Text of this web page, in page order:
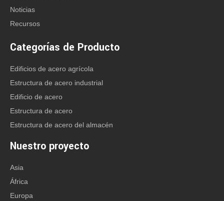
Noticias
Recursos
Categorías de Producto
Edificios de acero agrícola
Estructura de acero industrial
Edificio de acero
Estructura de acero
Estructura de acero del almacén
Nuestro proyecto
Asia
África
Europa